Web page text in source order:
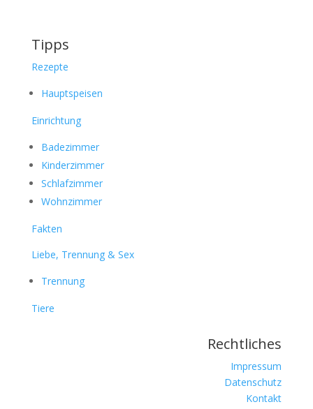
Tipps
Rezepte
Hauptspeisen
Einrichtung
Badezimmer
Kinderzimmer
Schlafzimmer
Wohnzimmer
Fakten
Liebe, Trennung & Sex
Trennung
Tiere
Rechtliches
Impressum
Datenschutz
Kontakt